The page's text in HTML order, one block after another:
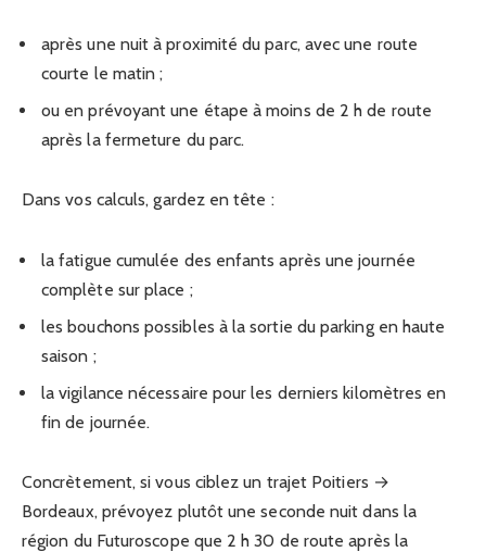
après une nuit à proximité du parc, avec une route
courte le matin ;
ou en prévoyant une étape à moins de 2 h de route
après la fermeture du parc.
Dans vos calculs, gardez en tête :
la fatigue cumulée des enfants après une journée
complète sur place ;
les bouchons possibles à la sortie du parking en haute
saison ;
la vigilance nécessaire pour les derniers kilomètres en
fin de journée.
Concrètement, si vous ciblez un trajet Poitiers →
Bordeaux, prévoyez plutôt une seconde nuit dans la
région du Futuroscope que 2 h 30 de route après la